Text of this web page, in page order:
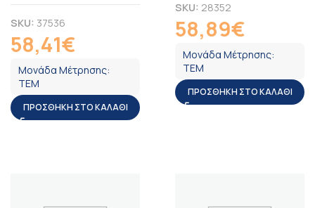
SKU: 37536
58,41€
Μονάδα Μέτρησης:
ΤΕΜ
ΠΡΟΣΘΉΚΗ ΣΤΟ ΚΑΛΆΘΙ
SKU: 28352
58,89€
Μονάδα Μέτρησης:
ΤΕΜ
ΠΡΟΣΘΉΚΗ ΣΤΟ ΚΑΛΆΘΙ